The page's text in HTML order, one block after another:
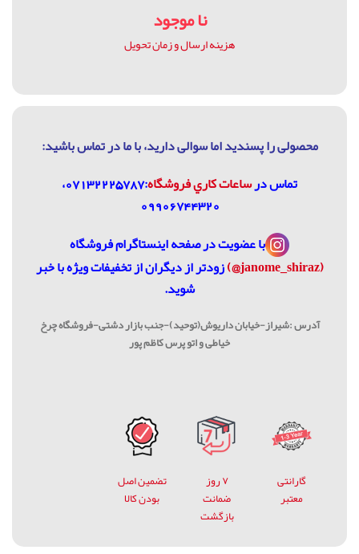
نا موجود
هزینه ارسال و زمان تحویل
محصولی را پسندید اما سوالی دارید، با ما در تماس باشيد:
تماس درساعات كاري فروشگاه
:07132225787،
09906744320
با عضویت درصفحه اینستاگرام فروشگاه
(janome_shiraz@)
زودتر از دیگران از تخفیفات ویژه با خبر
شوید.
آدرس :شیراز-خیابان داریوش(توحید)-جنب بازار دشتی-فروشگاه چرخ
خیاطی و اتو پرس کاظم پور
گارانتی
معتبر
۷ روز
ضمانت
بازگشت
تضمین اصل
بودن کالا